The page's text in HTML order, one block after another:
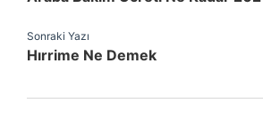
Sonraki Yazı
Hırrime Ne Demek